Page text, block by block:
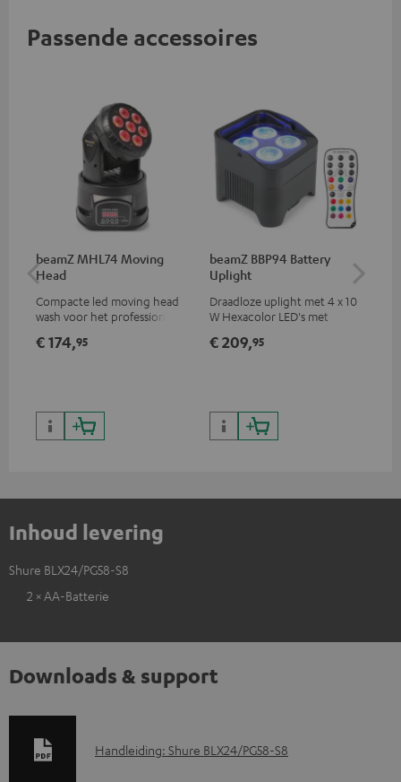
Passende accessoires
beamZ MHL74 Moving
Head
Compacte led moving head
wash voor het professionele
€ 174,95
beamZ BBP94 Battery
Uplight
Draadloze uplight met 4 x 10
W Hexacolor LED's met
kleurvariaties & blacklight
€ 209,95
Inhoud levering
Shure BLX24/PG58-S8
2 × AA-Batterie
Downloads & support
D
Handleiding: Shure BLX24/PG58-S8